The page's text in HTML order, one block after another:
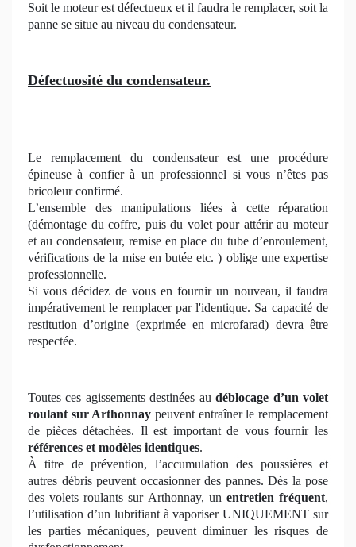
Soit le moteur est défectueux et il faudra le remplacer, soit la
panne se situe au niveau du condensateur.
Défectuosité du condensateur.
Le remplacement du condensateur est une procédure
épineuse à confier à un professionnel si vous n’êtes pas
bricoleur confirmé.
L’ensemble des manipulations liées à cette réparation
(démontage du coffre, puis du volet pour attérir au moteur
et au condensateur, remise en place du tube d’enroulement,
vérifications de la mise en butée etc. ) oblige une expertise
professionnelle.
Si vous décidez de vous en fournir un nouveau, il faudra
impérativement le remplacer par l'identique. Sa capacité de
restitution d’origine (exprimée en microfarad) devra être
respectée.
Toutes ces agissements destinées audéblocage d’un volet
roulant sur Arthonnaypeuvent entraîner le remplacement
de pièces détachées. Il est important de vous fournir les
références et modèles identiques.
À titre de prévention, l’accumulation des poussières et
autres débris peuvent occasionner des pannes. Dès la pose
des volets roulants sur Arthonnay, un entretien fréquent,
l’utilisation d’un lubrifiant à vaporiser UNIQUEMENT sur
les parties mécaniques, peuvent diminuer les risques de